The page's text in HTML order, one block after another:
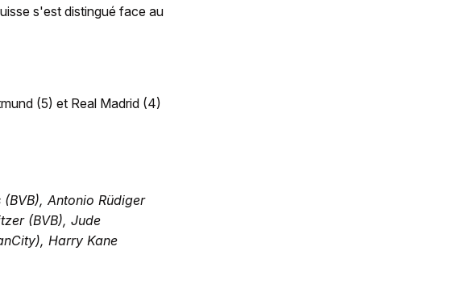
s'est distingué face au
(5) et Real Madrid (4)
Antonio Rüdiger
(BVB), Jude
Harry Kane